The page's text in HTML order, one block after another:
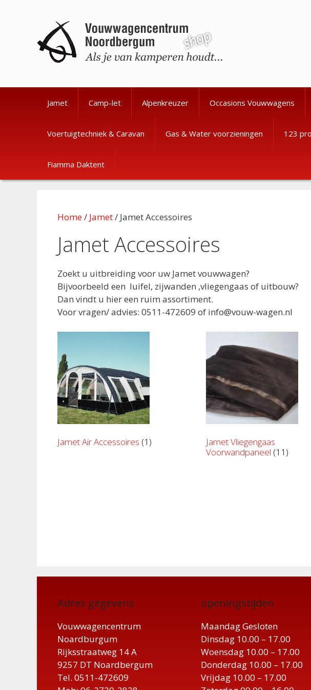
Jamet Camp-let Alpenkreuzer Occasions Vouwwagens
Voertuigtechniek & Caravan Gas & Water voorzieningen 123
Fiamma Daktent
Home/ Jamet/ Jamet Accessoires
Jamet Accessoires
Zoekt u uitbreiding voor uw Jamet vouwwagen?
Bijvoorbeeld een luifel, zijwanden ,vliegengaas of uitbouw?
Dan vindt u hier een ruim assortiment.
Voor vragen/ advies: 0511-472609 of info@vouw-wagen.nl
Jamet Air Accessoires (1)
Jamet Vliegengaas
Voorwandpaneel (11)
Adres gegevens
Vouwwagencentrum
Noardburgum
Rijksstraatweg 14 A
9257 DT Noardbergum
Tel. 0511-472609
openingstijden
Maandag Gesloten
Dinsdag 10.00 – 17.00
Woensdag 10.00 – 17.00
Donderdag 10.00 – 17.00
Vrijdag 10.00 – 17.00